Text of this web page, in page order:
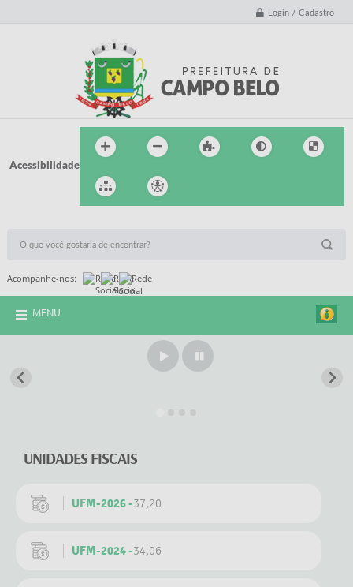
Login / Cadastro
Acessibilidade
Acompanhe-nos:
MENU
UNIDADES FISCAIS
UFM-2026 -37,20
UFM-2024 -34,06